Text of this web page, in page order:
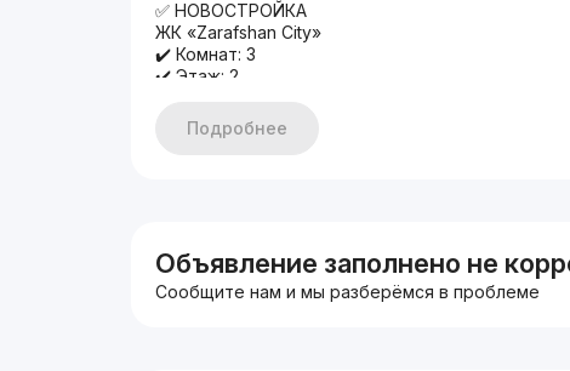
✅ НОВОСТРОЙКА
ЖК «Zarafshan City»
✔️ Комнат: 3
✔️ Этаж: 2
🚩 ОБЩАЯ ПЛОЩАДЬ: 76 кв.м
🚩 СОСТОЯНИЕ: Ремонт от застройщика
💰Цена: 100.000у.е
📞+998903515141
Подробнее
Объявление заполнено не
Сообщите нам и мы разберёмся в проблеме